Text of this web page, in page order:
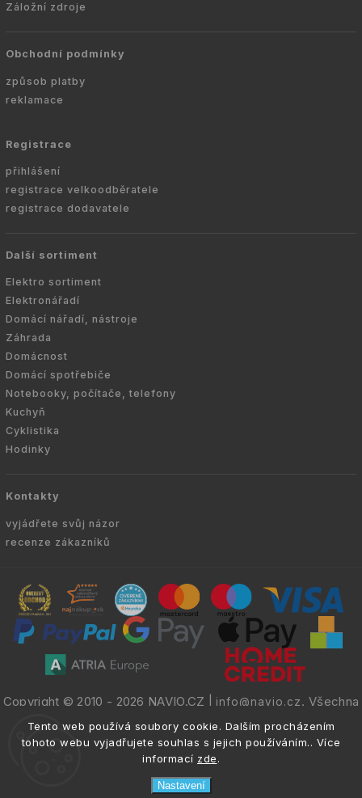
Tento web používá soubory cookie. Dalším procházením
tohoto webu vyjadřujete souhlas s jejich používáním.. Více
informací zde.
Nastavení
Záložní zdroje
Obchodní podmínky
způsob platby
reklamace
Registrace
přihlášení
registrace velkoodběratele
registrace dodavatele
Další sortiment
Elektro sortiment
Elektronářadí
Domácí nářadí, nástroje
Záhrada
Domácnost
Domácí spotřebiče
Notebooky, počítače, telefony
Kuchyň
Cyklistika
Hodinky
Kontakty
vyjádřete svůj názor
recenze zákazníků
Copyright © 2010 - 2026 NAVIO.CZ info@navio.cz. Všechna
práva vyhrazena.